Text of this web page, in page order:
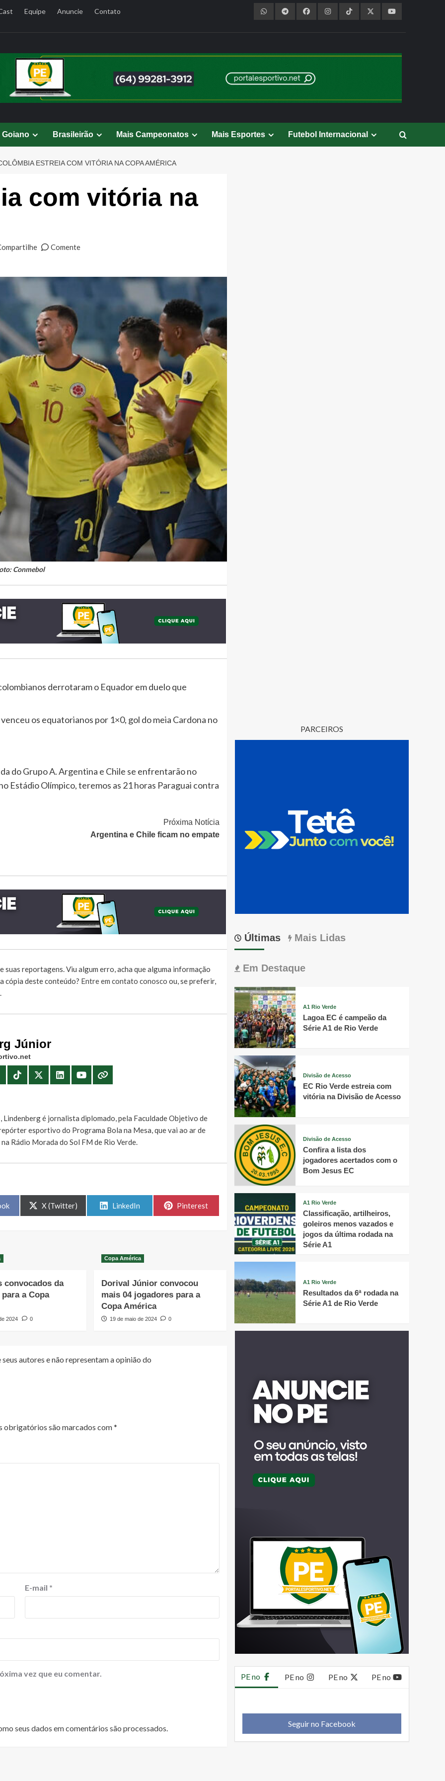
Equipe Anuncie Contato
Goiano Brasileirão Mais Campeonatos Mais Esportes Futebol Internacional
ESTREIA COM VITÓRIA NA COPA AMÉRICA
com vitória na
Comente
Conmebol
derrotaram o Equador em duelo que
os equatorianos por 1×0, gol do meia Cardona no
do Grupo A. Argentina e Chile se enfrentarão no
Estádio Olímpico, teremos as 21 horas Paraguai contra
Próxima Notícia
Argentina e Chile ficam no empate
suas reportagens. Viu algum erro, acha que alguma informação
cópia deste conteúdo? Entre em contato conosco ou, se preferir,
.
Júnior
, Lindenberg é jornalista diplomado, pela Faculdade Objetivo de
esportivo do Programa Bola na Mesa, que vai ao ar de
Rádio Morada do Sol FM de Rio Verde.
Share
on
X (Twitter)
Share
LinkedIn
Share
Pinterest
convocados da
a Copa
2024 0
Copa América
Dorival Júnior convocou
mais 04 jogadores para a
Copa América
19 de maio de 2024 0
autores e não representam a opinião do
obrigatórios são marcados com*
E-mail *
vez que eu comentar.
seus dados em comentários são processados
PARCEIROS
Últimas Mais Lidas
Em Destaque
A1 Rio Verde
Lagoa EC é campeão da
Série A1 de Rio Verde
Divisão de Acesso
EC Rio Verde estreia com
vitória na Divisão de Acesso
Divisão de Acesso
Confira a lista dos
jogadores acertados com o
Bom Jesus EC
A1 Rio Verde
Classificação, artilheiros,
goleiros menos vazados e
jogos da última rodada na
Série A1
A1 Rio Verde
Resultados da 6ª rodada na
Série A1 de Rio Verde
PE no PE no PE no PE no
Seguir no Facebook